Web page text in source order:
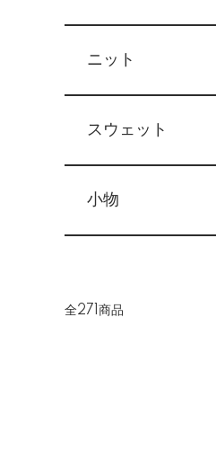
ニット
スウェット
小物
全271商品